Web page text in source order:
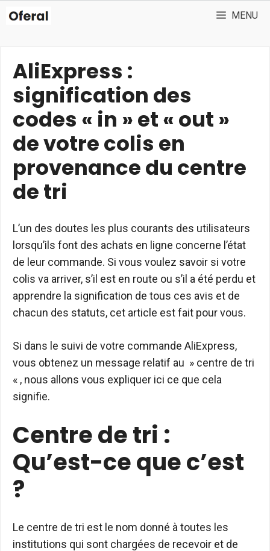
MENU
AliExpress :
signification des
codes « in » et « out »
de votre colis en
provenance du centre
de tri
L’un des doutes les plus courants des utilisateurs
lorsqu’ils font des achats en ligne concerne l’état
de leur commande. Si vous voulez savoir si votre
colis va arriver, s’il est en route ou s’il a été perdu et
apprendre la signification de tous ces avis et de
chacun des statuts, cet article est fait pour vous.
Si dans le suivi de votre commande AliExpress,
vous obtenez un message relatif au » centre de tri
« , nous allons vous expliquer ici ce que cela
signifie.
Centre de tri :
Qu’est-ce que c’est
?
Le centre de tri est le nom donné à toutes les
institutions qui sont chargées de recevoir et de